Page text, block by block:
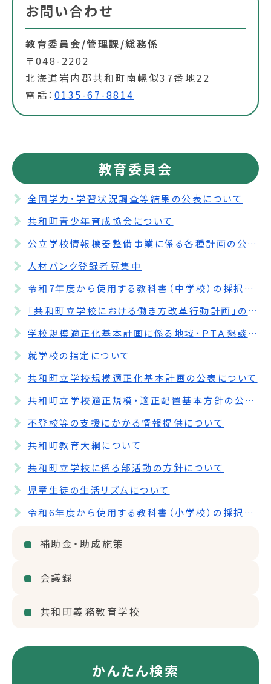
お問い合わせ
教育委員会/管理課/総務係
〒048-2202
北海道岩内郡共和町南幌似37番地22
電話： 0135-67-8814
教育委員会
全国学力・学習状況調査等結果の公表について
共和町青少年育成協会について
公立学校情報機器整備事業に係る各種計画の公表について
人材バンク登録者募集中
令和7年度から使用する教科書（中学校）の採択協議結果について
「共和町立学校における働き方改革行動計画」の策定について
学校規模適正化基本計画に係る地域・ＰＴＡ懇談会の開催結果について
就学校の指定について
共和町立学校規模適正化基本計画の公表について
共和町立学校適正規模・適正配置基本方針の公表について
不登校等の支援にかかる情報提供について
共和町教育大綱について
共和町立学校に係る部活動の方針について
児童生徒の生活リズムについて
令和6年度から使用する教科書（小学校）の採択協議結果について
補助金・助成施策
会議録
共和町義務教育学校
かんたん検索